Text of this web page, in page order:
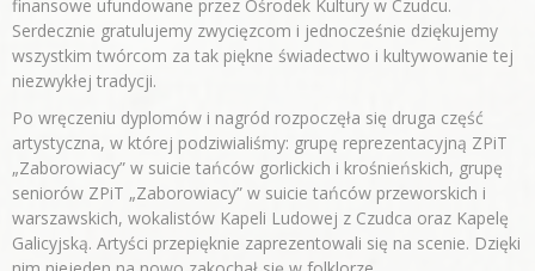
finansowe ufundowane przez Ośrodek Kultury w Czudcu.
Serdecznie gratulujemy zwycięzcom i jednocześnie dziękujemy
wszystkim twórcom za tak piękne świadectwo i kultywowanie tej
niezwykłej tradycji.
Po wręczeniu dyplomów i nagród rozpoczęła się druga część
artystyczna, w której podziwialiśmy: grupę reprezentacyjną ZPiT
„Zaborowiacy” w suicie tańców gorlickich i krośnieńskich, grupę
seniorów ZPiT „Zaborowiacy” w suicie tańców przeworskich i
warszawskich, wokalistów Kapeli Ludowej z Czudca oraz Kapelę
Galicyjską. Artyści przepięknie zaprezentowali się na scenie. Dzięki